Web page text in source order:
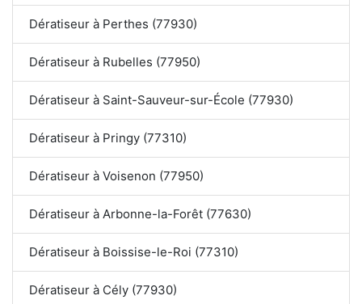
Dératiseur à Perthes (77930)
Dératiseur à Rubelles (77950)
Dératiseur à Saint-Sauveur-sur-École (77930)
Dératiseur à Pringy (77310)
Dératiseur à Voisenon (77950)
Dératiseur à Arbonne-la-Forêt (77630)
Dératiseur à Boissise-le-Roi (77310)
Dératiseur à Cély (77930)